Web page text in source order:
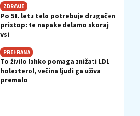
ZDRAVJE
Po 50. letu telo potrebuje drugačen
pristop: te napake delamo skoraj
vsi
PREHRANA
To živilo lahko pomaga znižati LDL
holesterol, večina ljudi ga uživa
premalo